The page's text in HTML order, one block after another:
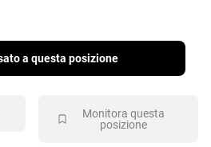
a questa posizione
Monitora questa
posizione